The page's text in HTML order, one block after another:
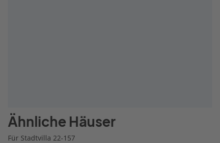
Ähnliche Häuser
Für Stadtvilla 22-157